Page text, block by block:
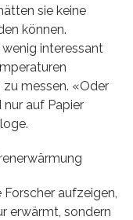
sie keine
können.
interessant
messen. «Oder
auf Papier
aufzeigen,
erwärmt, sondern